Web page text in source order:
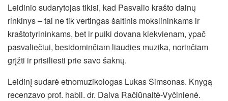
Leidinio sudarytojas tikisi, kad Pasvalio krašto dainų
rinkinys – tai ne tik vertingas šaltinis mokslininkams ir
kraštotyrininkams, bet ir puiki dovana kiekvienam, ypač
pasvaliečiui, besidominčiam liaudies muzika, norinčiam
grįžti ir prisiliesti prie savo šaknų.
Leidinį sudarė etnomuzikologas Lukas Simsonas. Knygą
recenzavo prof. habil. dr. Daiva Račiūnaitė-Vyčinienė.